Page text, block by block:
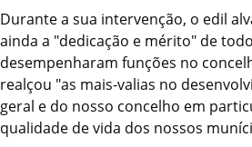
Durante a sua intervenção, o edil
ainda a "dedicação e mérito" de
desempenharam funções no
realçou "as mais-valias no
geral e do nosso concelho em
qualidade de vida dos nossos